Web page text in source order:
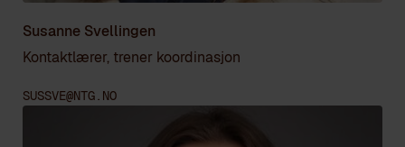
Susanne Svellingen
Kontaktlærer, trener koordinasjon
SUSSVE@NTG.NO